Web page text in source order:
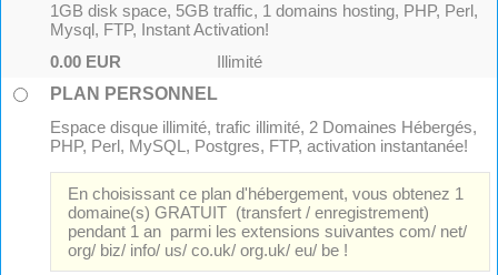
1GB disk space, 5GB traffic, 1 domains hosting, PHP, Perl,
Mysql, FTP, Instant Activation!
Illimité
0.00 EUR
PLAN PERSONNEL
Espace disque illimité, trafic illimité, 2 Domaines Hébergés,
PHP, Perl, MySQL, Postgres, FTP, activation instantanée!
En choisissant ce plan d'hébergement, vous obtenez 1
domaine(s) GRATUIT (transfert / enregistrement)
pendant 1 an parmi les extensions suivantes com/ net/
org/ biz/ info/ us/ co.uk/ org.uk/ eu/ be !